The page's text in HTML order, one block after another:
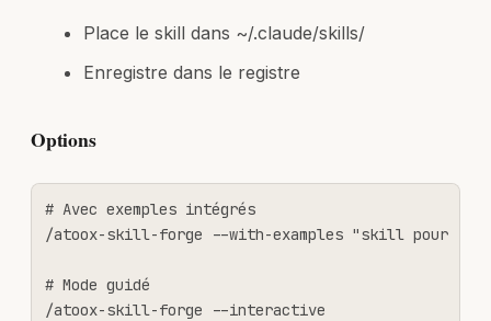
Place le skill dans ~/.claude/skills/
Enregistre dans le registre
Options
# Avec exemples intégrés
/atoox-skill-forge --with-examples "skill pour [X]"
# Mode guidé
/atoox-skill-forge --interactive